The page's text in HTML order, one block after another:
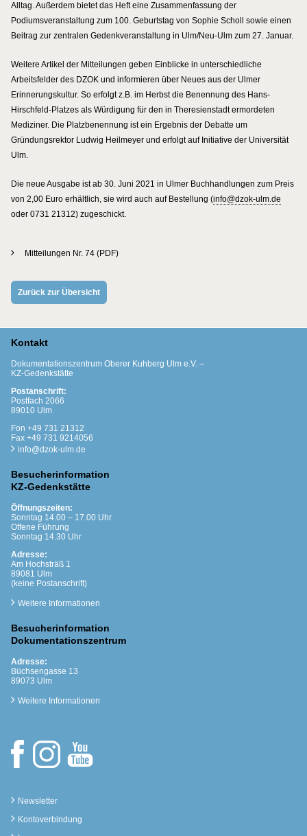
Alltag. Außerdem bietet das Heft eine Zusammenfassung der
Podiumsveranstaltung zum 100. Geburtstag von Sophie Scholl sowie einen
Beitrag zur zentralen Gedenkveranstaltung in Ulm/Neu-Ulm zum 27. Januar.
Weitere Artikel der Mitteilungen geben Einblicke in unterschiedliche
Arbeitsfelder des DZOK und informieren über Neues aus der Ulmer
Erinnerungskultur. So erfolgt z.B. im Herbst die Benennung des Hans-
Hirschfeld-Platzes als Würdigung für den in Theresienstadt ermordeten
Mediziner. Die Platzbenennung ist ein Ergebnis der Debatte um
Gründungsrektor Ludwig Heilmeyer und erfolgt auf Initiative der Universität
Ulm.
Die neue Ausgabe ist ab 30. Juni 2021 in Ulmer Buchhandlungen zum Preis
von 2,00 Euro erhältlich, sie wird auch auf Bestellung (info@dzok-ulm.de
oder 0731 21312) zugeschickt.
Mitteilungen Nr. 74 (PDF)
Zurück zur Übersicht
Kontakt
Dokumentationszentrum Oberer Kuhberg Ulm e.V. –
KZ-Gedenkstätte
Postanschrift:
Postfach 2066
89010 Ulm
Fon +49 731 21312
Fax +49 731 9214056
info@dzok-ulm.de
Besucherinformation
KZ-Gedenkstätte
Öffnungszeiten:
Sonntag 14.00 – 17.00 Uhr
Offene Führung
Sonntag 14.30 Uhr
Adresse:
Am Hochsträß 1
89081 Ulm
(keine Postanschrift)
Weitere Informationen
Besucherinformation
Dokumentationszentrum
Adresse:
Büchsengasse 13
89073 Ulm
Weitere Informationen
Newsletter
Kontoverbindung